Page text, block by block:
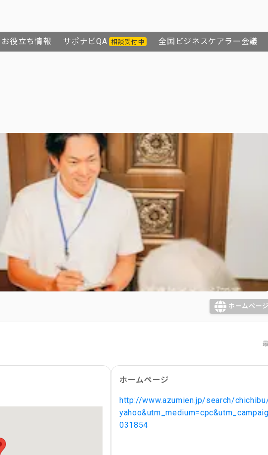
お役立ち情報 サポナビQA 相談受付中 全国ビジネスケアラー会議
ホームページ
ホームページ
http://www.azumien.jp/search/
031854